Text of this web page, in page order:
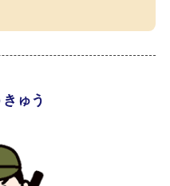
ゅう